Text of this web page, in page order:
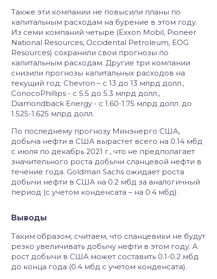
Также эти компании не повысили планы по
капитальным расходам на бурение в этом году.
Из семи компаний четыре (Exxon Mobil, Pioneer
National Resources, Occidental Petroleum, EOG
Resources) сохранили свои прогнозы по
капитальным расходам. Другие три компании
снизили прогнозы капитальных расходов на
текущий год: Chevron – с 13 до 13 млрд долл.,
ConocoPhillips - с 5.5 до 5.3 млрд долл.,
Diamondback Energy - с 1.60-1.75 млрд долл. до
1.525-1.625 млрд долл.
По последнему прогнозу Минэнерго США,
добыча нефти в США вырастет всего на 0.14 мбд
с июля по декабрь 2021 г., что не предполагает
значительного роста добычи сланцевой нефти в
течение года. Goldman Sachs ожидает роста
добычи нефти в США на 0.2 мбд за аналогичный
период (с учетом конденсата – на 0.4 мбд).
Выводы
Таким образом, считаем, что сланцевики не будут
резко увеличивать добычу нефти в этом году. А
рост добычи в США может составить 0.1-0.2 мбд
до конца года (0.4 мбд с учетом конденсата).